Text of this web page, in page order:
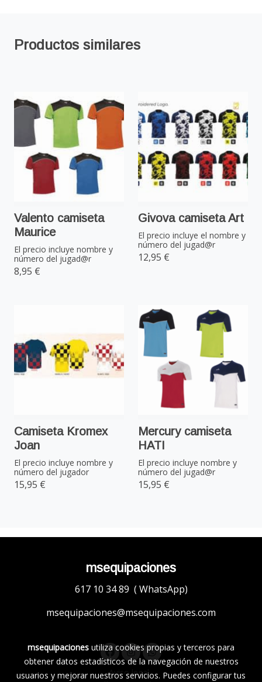
Productos similares
Valento camiseta
Maurice
El precio incluye nombre y
número del jugad@r
8,95 €
Givova camiseta Art
El precio incluye el nombre y
número del jugad@r
12,95 €
Camiseta Kromex
Joan
El precio incluye nombre y
número del jugador
15,95 €
Mercury camiseta
HATI
El precio incluye nombre y
número del jugad@r
15,95 €
msequipaciones
617 10 34 89 ( WhatsApp)
msequipaciones@msequipaciones.com
Aviso legal
msequipaciones utiliza cookies propias y terceros para
obtener datos estadísticos de la navegación de nuestros
usuarios y mejorar nuestros servicios. Puedes configurar tus